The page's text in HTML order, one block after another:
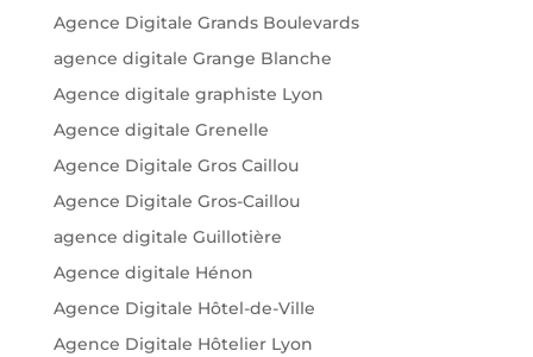
Agence Digitale Grands Boulevards
agence digitale Grange Blanche
Agence digitale graphiste Lyon
Agence digitale Grenelle
Agence Digitale Gros Caillou
Agence Digitale Gros-Caillou
agence digitale Guillotière
Agence digitale Hénon
Agence Digitale Hôtel-de-Ville
Agence Digitale Hôtelier Lyon